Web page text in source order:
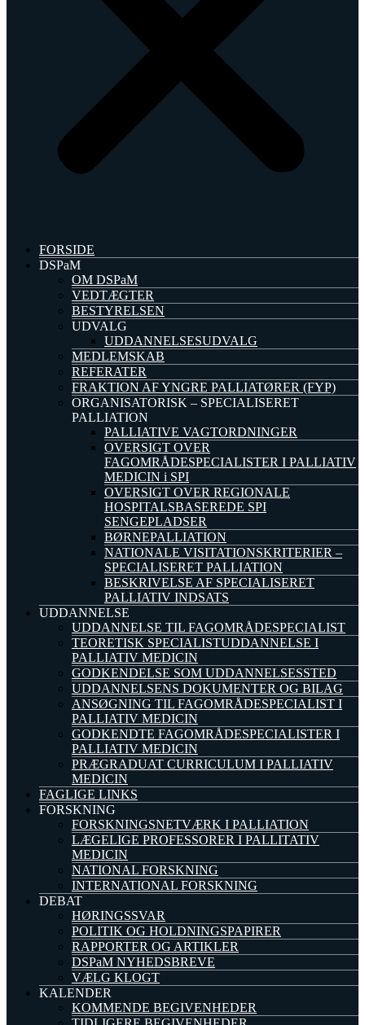
FORSIDE
DSPaM
OM DSPaM
VEDTÆGTER
BESTYRELSEN
UDVALG
UDDANNELSESUDVALG
MEDLEMSKAB
REFERATER
FRAKTION AF YNGRE PALLIATØRER (FYP)
ORGANISATORISK – SPECIALISERET
PALLIATION
PALLIATIVE VAGTORDNINGER
OVERSIGT OVER
FAGOMRÅDESPECIALISTER I PALLIATIV
MEDICIN i SPI
OVERSIGT OVER REGIONALE
HOSPITALSBASEREDE SPI
SENGEPLADSER
BØRNEPALLIATION
NATIONALE VISITATIONSKRITERIER –
SPECIALISERET PALLIATION
BESKRIVELSE AF SPECIALISERET
PALLIATIV INDSATS
UDDANNELSE
UDDANNELSE TIL FAGOMRÅDESPECIALIST
TEORETISK SPECIALISTUDDANNELSE I
PALLIATIV MEDICIN
GODKENDELSE SOM UDDANNELSESSTED
UDDANNELSENS DOKUMENTER OG BILAG
ANSØGNING TIL FAGOMRÅDESPECIALIST I
PALLIATIV MEDICIN
GODKENDTE FAGOMRÅDESPECIALISTER I
PALLIATIV MEDICIN
PRÆGRADUAT CURRICULUM I PALLIATIV
MEDICIN
FAGLIGE LINKS
FORSKNING
FORSKNINGSNETVÆRK I PALLIATION
LÆGELIGE PROFESSORER I PALLITATIV
MEDICIN
NATIONAL FORSKNING
INTERNATIONAL FORSKNING
DEBAT
HØRINGSSVAR
POLITIK OG HOLDNINGSPAPIRER
RAPPORTER OG ARTIKLER
DSPaM NYHEDSBREVE
VÆLG KLOGT
KALENDER
KOMMENDE BEGIVENHEDER